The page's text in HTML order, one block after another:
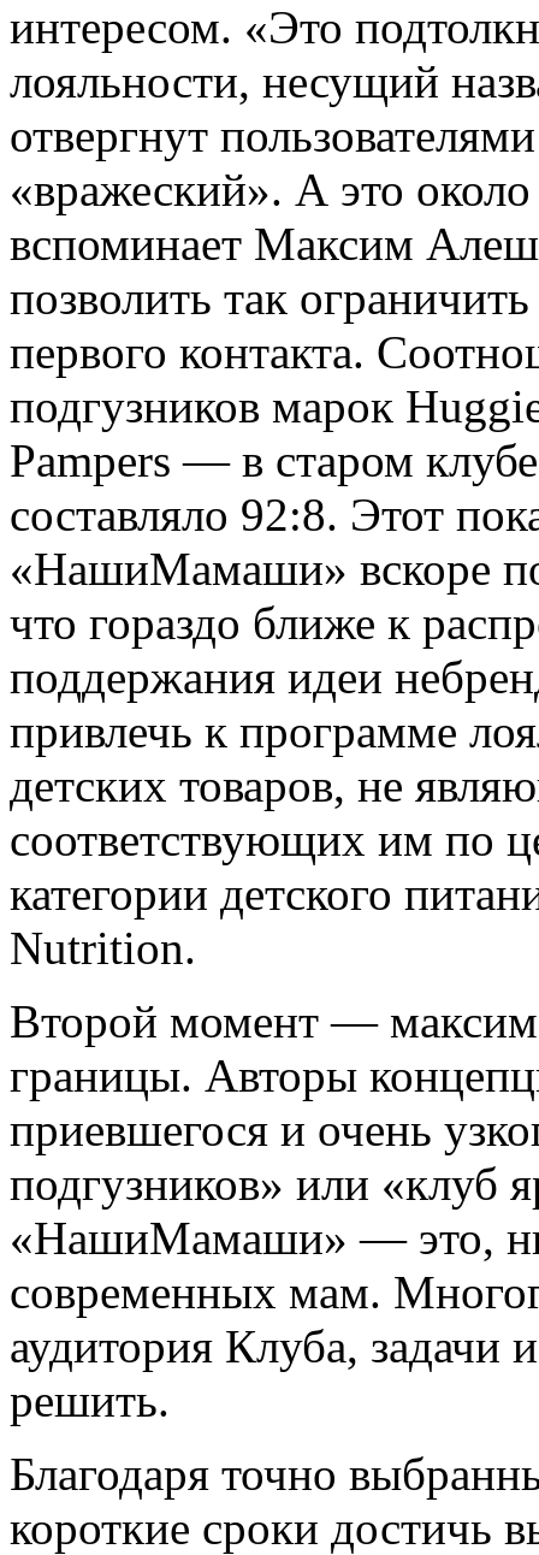
интересом. «Это
лояльности, несущий
отвергнут
«вражеский». А это
вспоминает Максим
позволить так
первого контакта.
подгузников марок
Pampers — в старом
составляло 92:8. Этот
«НашиМамаши» вскоре
что гораздо ближе к
поддержания идеи
привлечь к программе
детских товаров, не
соответствующих им по
категории детского
Nutrition.
Второй момент —
границы. Авторы
приевшегося и очень
подгузников» или «клуб
«НашиМамаши» — это,
современных мам.
аудитория Клуба,
решить.
Благодаря точно
короткие сроки достичь